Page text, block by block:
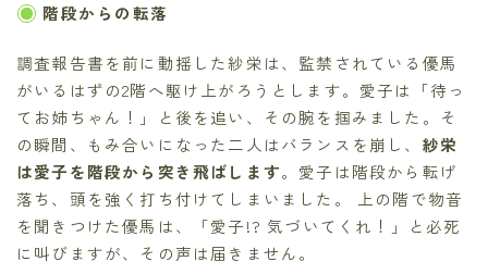
階段からの転落
調査報告書を前に動揺した紗栄は、監禁されている優馬
がいるはずの2階へ駆け上がろうとします。愛子は「待っ
てお姉ちゃん！」と後を追い、その腕を掴みました。そ
の瞬間、もみ合いになった二人はバランスを崩し、 紗栄
は愛子を階段から突き飛ばします。愛子は階段から転げ
落ち、頭を強く打ち付けてしまいました。 上の階で物音
を聞きつけた優馬は、「愛子!? 気づいてくれ！」と必死
に叫びますが、その声は届きません。